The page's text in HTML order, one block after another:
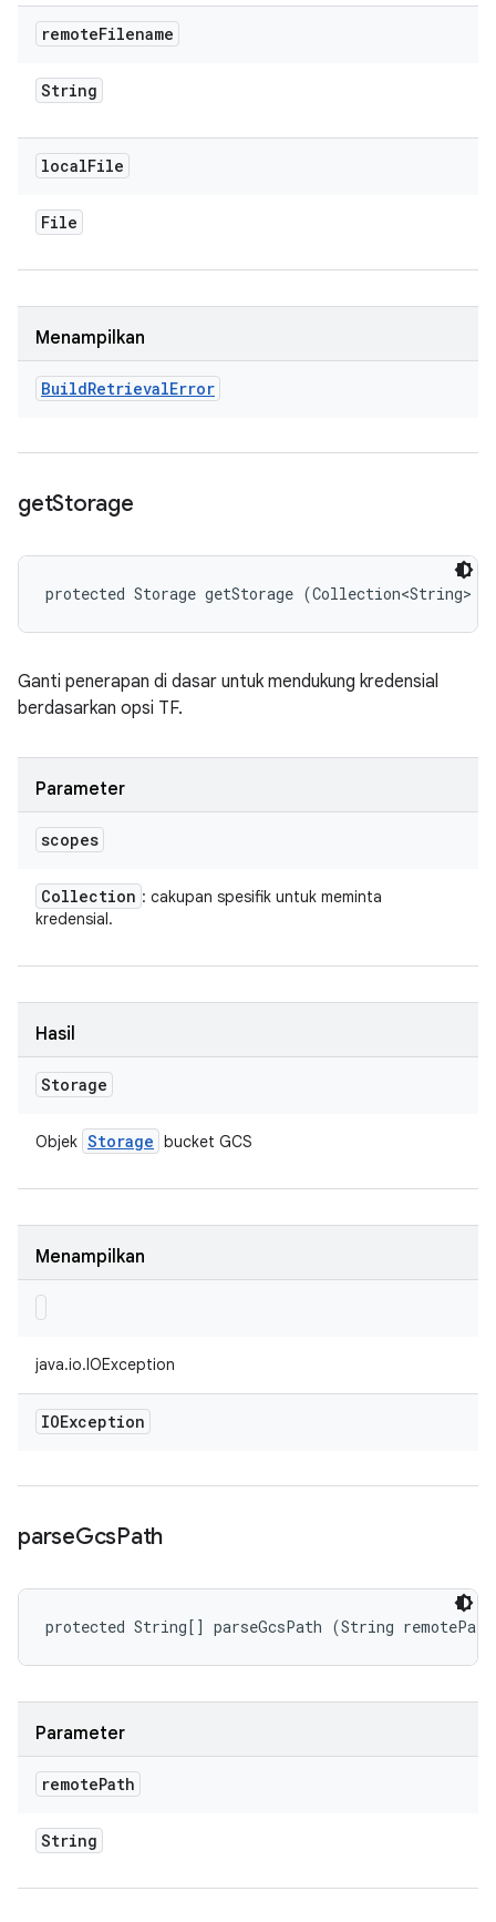
remoteFilename
String
localFile
File
Menampilkan
BuildRetrievalError
getStorage
protected Storage getStorage (Collection<String>
Ganti penerapan di dasar untuk mendukung kredensial
berdasarkan opsi TF.
Parameter
scopes
Collection : cakupan spesifik untuk meminta
kredensial.
Hasil
Storage
Objek Storage bucket GCS
Menampilkan
java.io.IOException
IOException
parseGcsPath
protected String[] parseGcsPath (String
Parameter
remotePath
String